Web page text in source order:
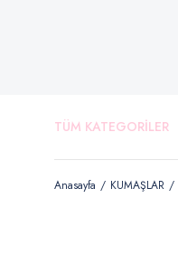
TÜM KATEGORİLER
Anasayfa KUMAŞLAR